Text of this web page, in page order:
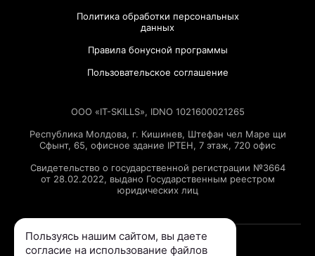
Политика обработки персональных
данных
Правила бонусной программы
Пользовательское соглашение
ООО «IT-SKILLS», IDNO 1021600021265
Республика Молдова, г. Кишинев, Штефан чел Маре щи
Сфынт, 65, офисное здание IPTEH, 7 этаж, 720 офис
Свидетельство о государственной регистрации №3664
от 28.02.2022, выдано Государственным реестром
юридических лиц
Пользуясь нашим сайтом, вы даете
согласие на использование файлов